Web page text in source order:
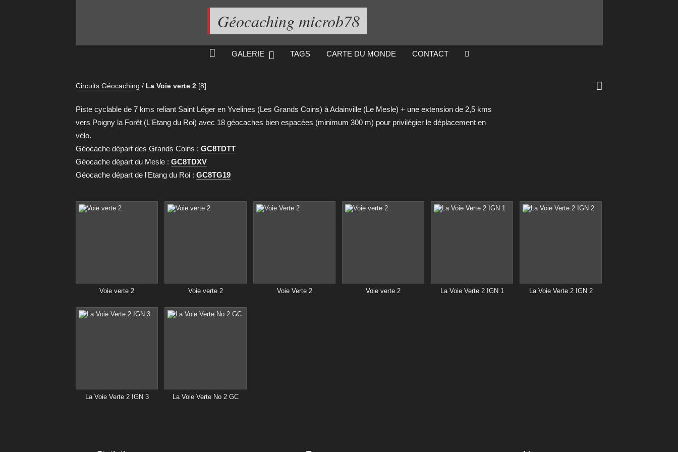
Géocaching microb78
GALERIE TAGS CARTE DU MONDE CONTACT
Circuits Géocaching / La Voie verte 2 [8] 
Piste cyclable de 7 kms reliant Saint Léger en Yvelines (Les Grands Coins) à Adainville (Le Mesle) + une extension de 2,5 kms
vers Poigny la Forêt (L'Etang du Roi) avec 18 géocaches bien espacées (minimum 300 m) pour privilégier le déplacement en
vélo.
Géocache départ des Grands Coins : GC8TDTT
Géocache départ du Mesle : GC8TDXV
Géocache départ de l'Etang du Roi : GC8TG19
Voie verte 2 Voie verte 2 Voie Verte 2 Voie verte 2 La Voie Verte 2 IGN 1 La Voie Verte 2 IGN 2
La Voie Verte 2 IGN 3 La Voie Verte No 2 GC